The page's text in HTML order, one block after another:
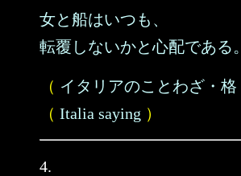
女と船はいつも、
転覆しないかと心配である。
（ イタリアのことわざ・格
（ Italia saying ）
4.